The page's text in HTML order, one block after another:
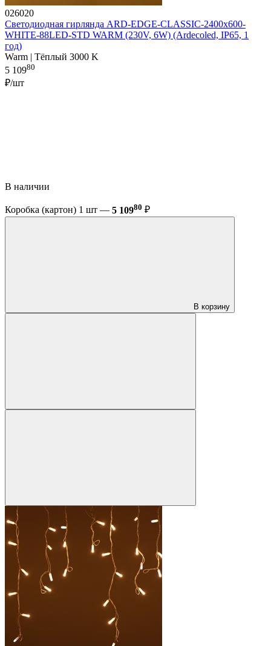
026020
Светодиодная гирлянда ARD-EDGE-CLASSIC-2400x600-
WHITE-88LED-STD WARM (230V, 6W) (Ardecoled, IP65, 1
год)
Warm | Тёплый 3000 K
5 10980
₽/шт
В наличии
Коробка (картон) 1 шт — 5 10980 ₽
В корзину